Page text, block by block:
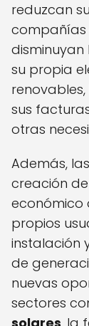
reduzcan
compañías
su propia
sus
otras
Además, las
creación
económico
propios
instalación
de
nuevas
sectores